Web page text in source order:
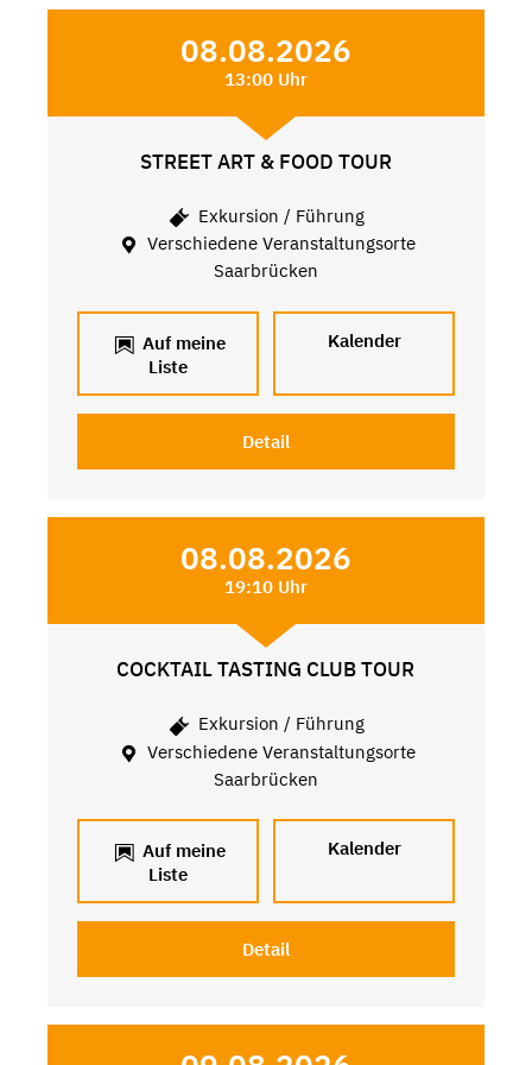
08.08.2026
13:00 Uhr
STREET ART & FOOD TOUR
Exkursion / Führung
Verschiedene Veranstaltungsorte
Saarbrücken
Auf meine
Liste
Kalender
Detail
08.08.2026
19:10 Uhr
COCKTAIL TASTING CLUB TOUR
Exkursion / Führung
Verschiedene Veranstaltungsorte
Saarbrücken
Auf meine
Liste
Kalender
Detail